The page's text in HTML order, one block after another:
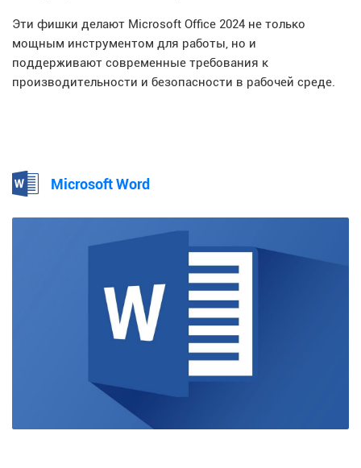
Эти фишки делают Microsoft Office 2024 не только
мощным инструментом для работы, но и
поддерживают современные требования к
производительности и безопасности в рабочей среде.
Microsoft Word